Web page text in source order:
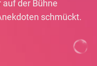
auf der Bühne
schmückt.